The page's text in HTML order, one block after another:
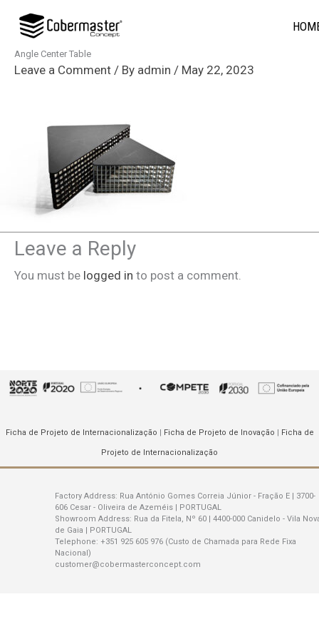
content
Angle Center Table
Leave a Comment / By admin / May 22, 2023
Leave a Reply
You must be logged in to post a comment.
Ficha de Projeto de Internacionalização | Ficha de Projeto de Inovação | Ficha de
Projeto de Internacionalização
Factory Address: Rua António Gomes Correia Júnior - Fração E | 3700-
606 Cesar - Oliveira de Azeméis | PORTUGAL
Showroom Address: Rua da Fitela, Nº 60 | 4400-000 Canidelo - Vila
de Gaia | PORTUGAL
Telephone: +351 925 605 976 (Custo de Chamada para Rede Fixa
Nacional)
customer@cobermasterconcept.com